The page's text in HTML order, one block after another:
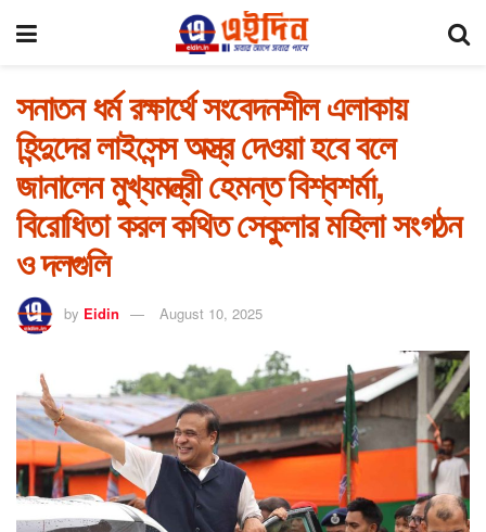
সনাতন ধর্ম রক্ষার্থে সংবেদনশীল এলাকায়
হিন্দুদের লাইসেন্স অস্ত্র দেওয়া হবে বলে
জানালেন মুখ্যমন্ত্রী হেমন্ত বিশ্বশর্মা,
বিরোধিতা করল কথিত সেকুলার মহিলা সংগঠন
ও দলগুলি
by Eidin August 10, 2025